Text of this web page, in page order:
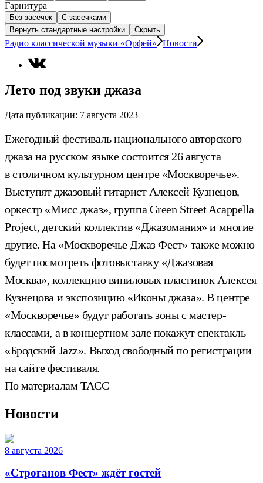
Гарнитура
Без засечек
С засечками
Вернуть стандартные настройки
Скрыть
Радио классической музыки «Орфей» Новости
Лето под звуки джаза
Дата публикации: 7 августа 2023
Ежегодный фестиваль национального авторского
джаза на русском языке состоится 26 августа
в столичном культурном центре «Москворечье».
Выступят джазовый гитарист Алексей Кузнецов,
оркестр «Мисс джаз», группа Green Street Acappella
Project, детский коллектив «Джазомания» и многие
другие. На «Москворечье Джаз Фест» также можно
будет посмотреть фотовыставку «Джазовая
Москва», коллекцию виниловых пластинок Алексея
Кузнецова и экспозицию «Иконы джаза». В центре
«Москворечье» будут работать зоны с мастер-
классами, а в концертном зале покажут спектакль
«Бродский Jazz». Выход свободный по регистрации
на сайте фестиваля.
По материалам ТАСС
Новости
8 августа 2026
«Строганов Фест» ждёт гостей